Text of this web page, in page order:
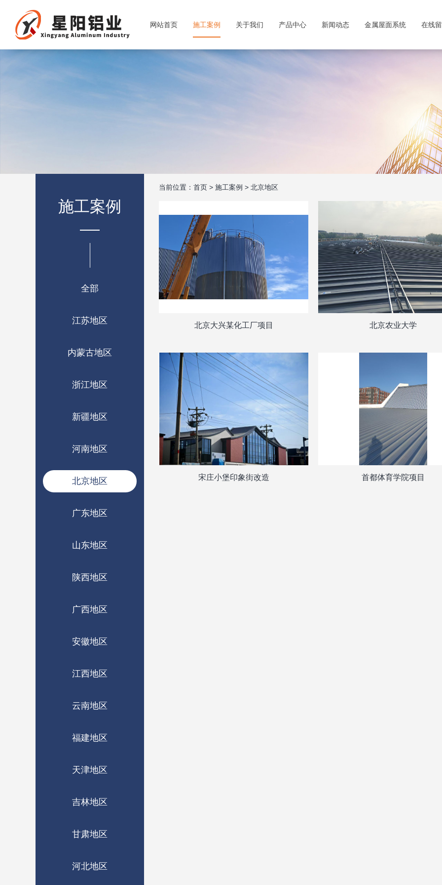
网站首页 施工案例 关于我们 产品中心 新闻动态 金属屋面系统 在线
施工案例
全部
江苏地区
内蒙古地区
浙江地区
新疆地区
河南地区
北京地区
广东地区
山东地区
陕西地区
广西地区
安徽地区
江西地区
云南地区
福建地区
天津地区
吉林地区
甘肃地区
河北地区
当前位置： 首页 > 施工案例 > 北京地区
北京大兴某化工厂项目 北京农业大学
宋庄小堡印象街改造 首都体育学院项目